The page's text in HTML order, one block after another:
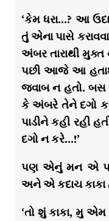
‘કેમ ધરા…? આ
તું એના પાસે
અંબર તારાથી
પછી આજે આ
જવાબ ન હતો. બસ
કે અંબરે તેને દગો
પાડીને કહી રહી
દગો ન કરે…!’
પણ એનું મન એ
અને એ કદાચ કાકા
‘તો શું કાકા, મુ